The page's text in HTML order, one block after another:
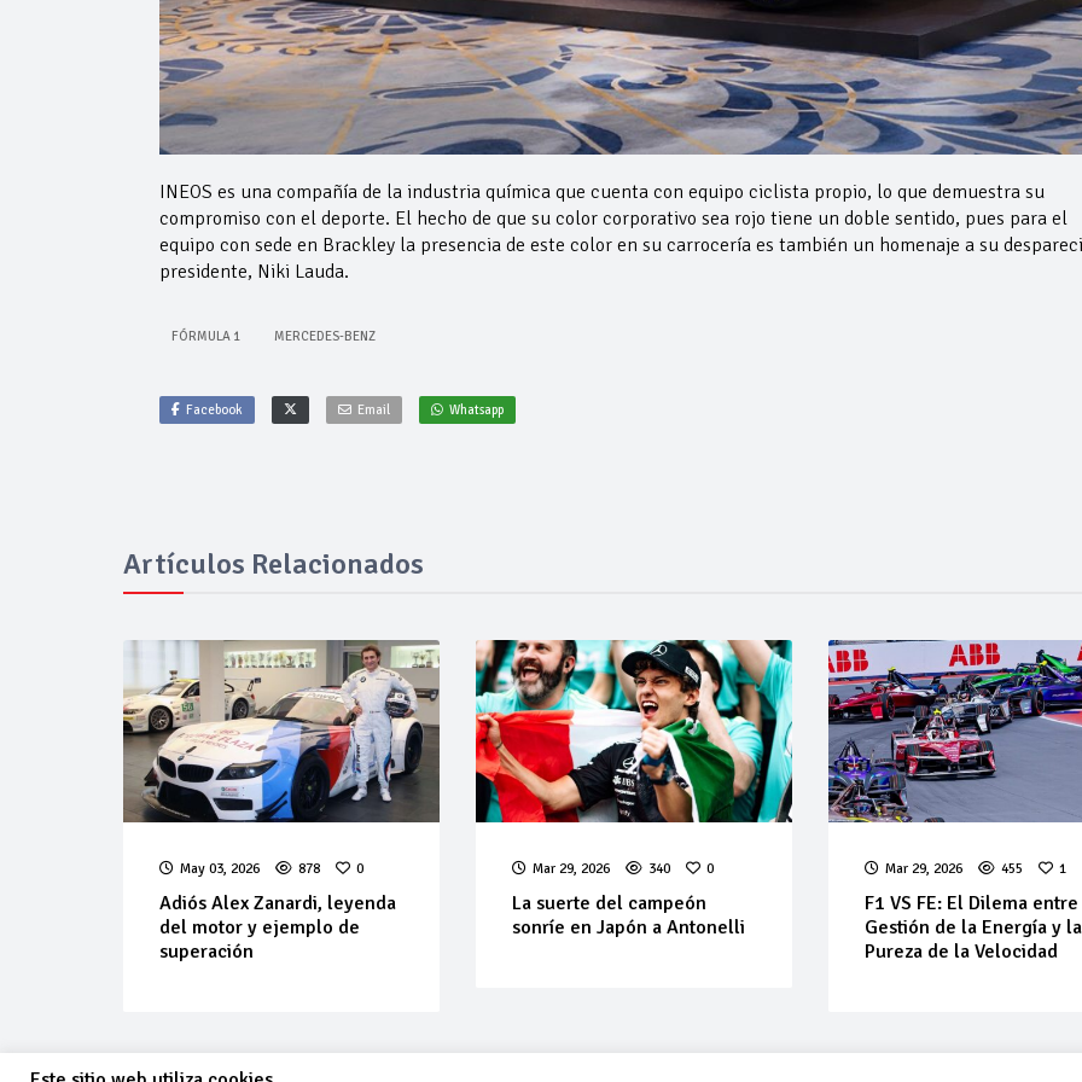
INEOS es una compañía de la industria química que cuenta con equipo ciclista propio, lo que demuestra su
compromiso con el deporte. El hecho de que su color corporativo sea rojo tiene un doble sentido, pues para el
equipo con sede en Brackley la presencia de este color en su carrocería es también un homenaje a su
presidente, Niki Lauda.
FÓRMULA 1 MERCEDES-BENZ
Facebook Email Whatsapp
Artículos Relacionados
May 03, 2026 878 0
Adiós Alex Zanardi, leyenda
del motor y ejemplo de
superación
Mar 29, 2026 340 0
La suerte del campeón
sonríe en Japón a Antonelli
Mar 29, 2026 455 1
F1 VS FE: El Dilema
Gestión de la Energía y la
Pureza de la Velocidad